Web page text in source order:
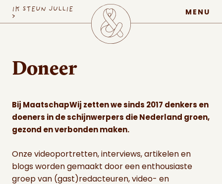
MaatschapWij
MENU
IK STEUN JULLIE
>
Doneer
Bij MaatschapWij zetten we sinds 2017 denkers en
doeners in de schijnwerpers die Nederland groen,
gezond en verbonden maken.
Onze videoportretten, interviews, artikelen en
blogs worden gemaakt door een enthousiaste
groep van (gast)redacteuren, video- en